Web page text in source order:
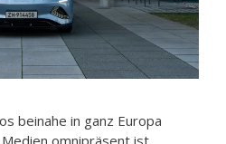
beinahe in ganz Europa
omnipräsent ist,